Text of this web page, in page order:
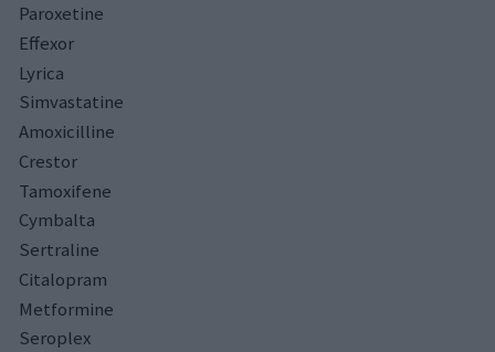
Paroxetine
Effexor
Lyrica
Simvastatine
Amoxicilline
Crestor
Tamoxifene
Cymbalta
Sertraline
Citalopram
Metformine
Seroplex